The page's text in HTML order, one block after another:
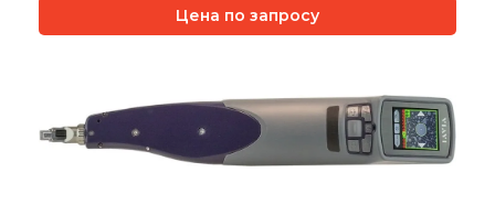
Цена по запросу